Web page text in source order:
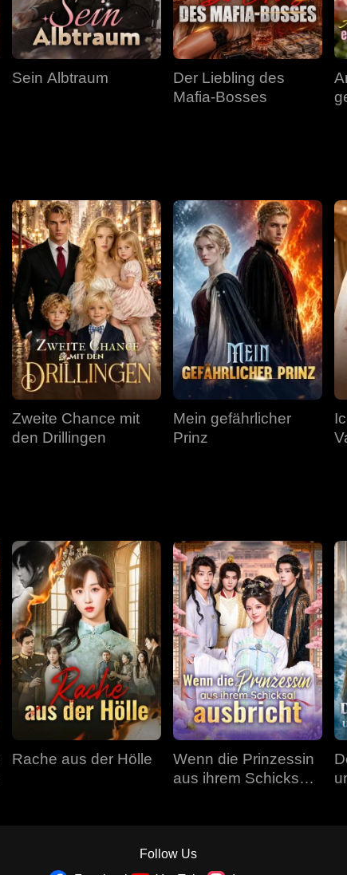
Sein Albtraum
Der Liebling des
Mafia-Bosses
Zweite Chance mit
den Drillingen
Mein gefährlicher
Prinz
Rache aus der Hölle
Wenn die Prinzessin
aus ihrem Schicksal
Follow Us